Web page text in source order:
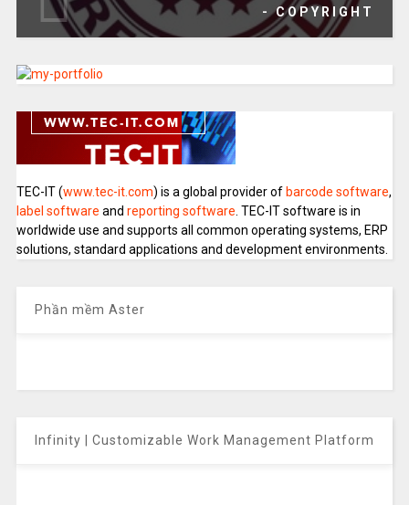
- COPYRIGHT
TEC-IT (www.tec-it.com) is a global provider of barcode software,
label software and reporting software . TEC-IT software is in
worldwide use and supports all common operating systems, ERP
solutions, standard applications and development environments.
Phần mềm Aster
Infinity | Customizable Work Management Platform